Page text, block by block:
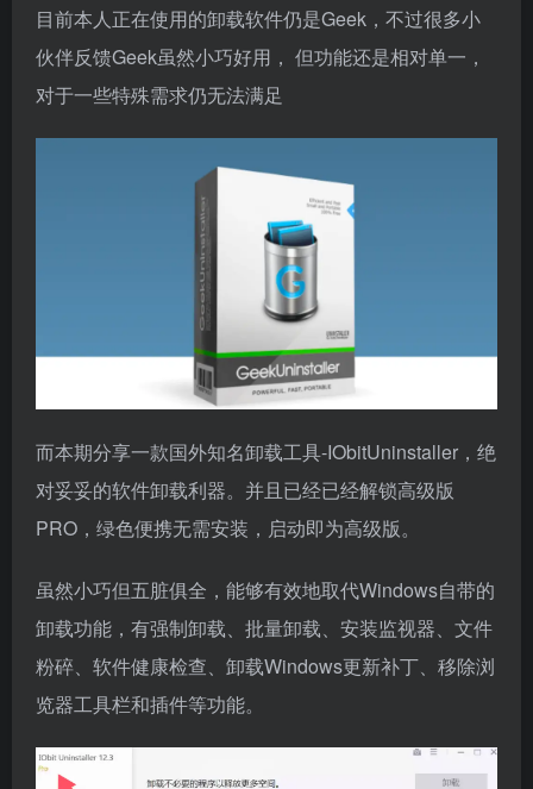
目前本人正在使用的卸载软件仍是Geek，不过很多小
伙伴反馈Geek虽然小巧好用， 但功能还是相对单一，
对于一些特殊需求仍无法满足
而本期分享一款国外知名卸载工具-IObitUninstaller，绝
对妥妥的软件卸载利器。并且已经已经解锁高级版
PRO，绿色便携无需安装，启动即为高级版。
虽然小巧但五脏俱全，能够有效地取代Windows自带的
卸载功能，有强制卸载、批量卸载、安装监视器、文件
粉碎、软件健康检查、卸载Windows更新补丁、移除浏
览器工具栏和插件等功能。